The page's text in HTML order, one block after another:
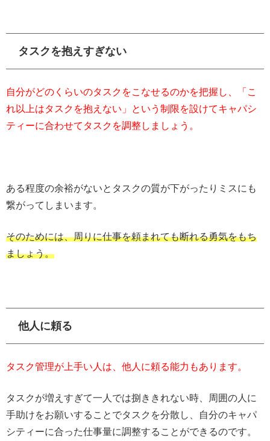
タスクを抱えすぎない
自分がどのくらいのタスクをこなせるのかを把握し、「こ
れ以上はタスクを抱えない」という制限を設けてキャパシ
ティーに合わせてタスクを調整しましょう。
ある程度の余裕がないとタスクの質が下がったりミスにも
繋がってしまいます。
そのためには、周りに仕事を頼まれても断れる勇気をもち
ましょう。
他人に頼る
タスク管理が上手い人は、他人に頼る能力もあります。
タスクが増えすぎて一人では捌ききれない時、周囲の人に
手助けをお願いすることでタスクを分散し、自分のキャパ
シティーに合った仕事量に調整することができるのです。